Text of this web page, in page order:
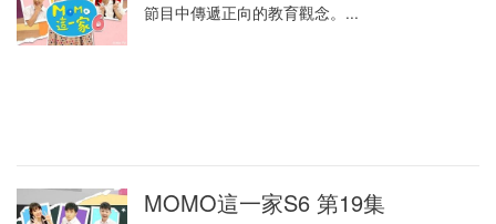
節目中傳遞正向的教育觀念。...
MOMO這一家S6 第19集